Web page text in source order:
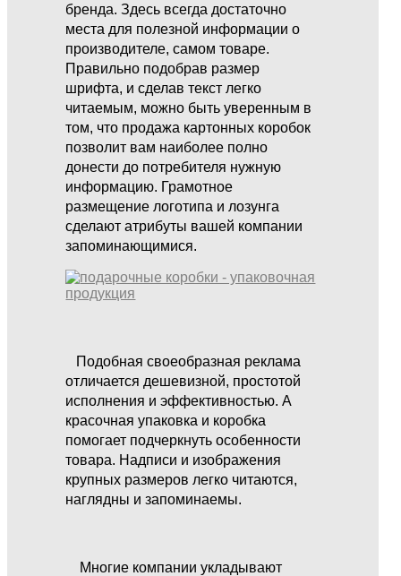
бренда. Здесь всегда достаточно
места для полезной информации о
производителе, самом товаре.
Правильно подобрав размер
шрифта, и сделав текст легко
читаемым, можно быть уверенным в
том, что продажа картонных коробок
позволит вам наиболее полно
донести до потребителя нужную
информацию. Грамотное
размещение логотипа и лозунга
сделают атрибуты вашей компании
запоминающимися.
Подобная своеобразная реклама
отличается дешевизной, простотой
исполнения и эффективностью. А
красочная упаковка и коробка
помогает подчеркнуть особенности
товара. Надписи и изображения
крупных размеров легко читаются,
наглядны и запоминаемы.
Многие компании укладывают